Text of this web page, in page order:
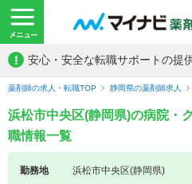
! 安心・安全な転職サポートの提
薬剤師の求人・転職TOP 静岡県の薬剤師求人
浜松市中央区(静岡県)の病院・
職情報一覧
勤務地
浜松市中央区(静岡県)